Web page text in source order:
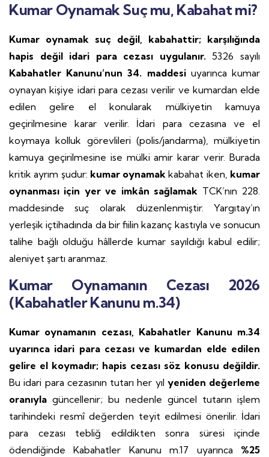
Kumar Oynamak Suç mu, Kabahat mi?
Kumar oynamak suç değil, kabahattir; karşılığında
hapis değil idari para cezası uygulanır.5326 sayılı
Kabahatler Kanunu’nun 34. maddesiuyarınca kumar
oynayan kişiye idari para cezası verilir ve kumardan elde
edilen gelire el konularak mülkiyetin kamuya
geçirilmesine karar verilir. İdari para cezasına ve el
koymaya kolluk görevlileri (polis/jandarma), mülkiyetin
kamuya geçirilmesine ise mülki amir karar verir. Burada
kritik ayrım şudur: kumar oynamak kabahat iken, kumar
oynanması için yer ve imkân sağlamak TCK’nın 228.
maddesinde suç olarak düzenlenmiştir. Yargıtay’ın
yerleşik içtihadında da bir fiilin kazanç kastıyla ve sonucun
talihe bağlı olduğu hâllerde kumar sayıldığı kabul edilir;
aleniyet şartı aranmaz.
Kumar Oynamanın Cezası 2026
(Kabahatler Kanunu m.34)
Kumar oynamanın cezası, Kabahatler Kanunu m.34
uyarınca idari para cezası ve kumardan elde edilen
gelire el koymadır; hapis cezası söz konusu değildir.
Bu idari para cezasının tutarı her yıl yeniden değerleme
oranıyla güncellenir; bu nedenle güncel tutarın işlem
tarihindeki resmî değerden teyit edilmesi önerilir. İdari
para cezası tebliğ edildikten sonra süresi içinde
ödendiğinde Kabahatler Kanunu m.17 uyarınca %25